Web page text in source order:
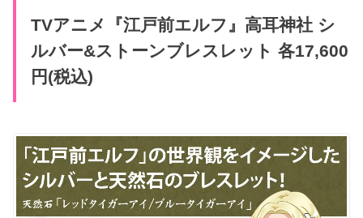
TVアニメ『江戸前エルフ』高耳神社 シ
ルバー&ストーンブレスレット 各17,600
円(税込)